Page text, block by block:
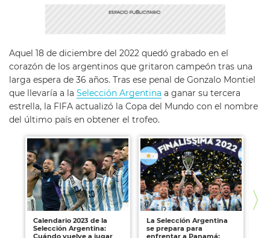
Aquel 18 de diciembre del 2022 quedó grabado en el
corazón de los argentinos que gritaron campeón tras una
larga espera de 36 años. Tras ese penal de Gonzalo Montiel
que llevaría a la Selección Argentina a ganar su tercera
estrella, la FIFA actualizó la Copa del Mundo con el nombre
del último país en obtener el trofeo.
Calendario 2023 de la
Selección Argentina:
Cuándo vuelve a jugar
La Selección Argentina
se prepara para
enfrentar a Panamá: